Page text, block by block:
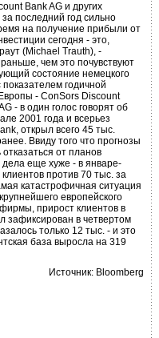
Bank AG и других
последний год сильно
на получение прибыли от
сегодня - это,
(Michael Trauth), -
чем это почувствуют
состояние немецкого
годичной
- ConSors Discount
- в один голос говорят об
2001 года и всерьез
открыл всего 45 тыс.
Ввиду того что прогнозы
от планов
еще хуже - в январе-
против 70 тыс. за
катастрофичная ситуация
европейского
прирост клиентов в
зафиксирован в четвертом
только 12 тыс. - и это
база выросла на 319
Источник: Bloomberg